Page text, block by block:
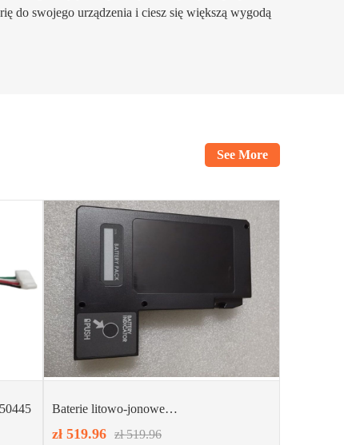
do swojego urządzenia i ciesz się większą wygodą
See More
Baterie litowo-jonowe
zł 519.96 zł 519.96